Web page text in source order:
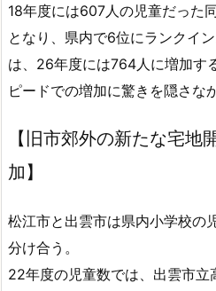
18年度には607人の児童だった
となり、県内で6位にランクイ
は、26年度には764人に増加す
ピードでの増加に驚きを隠さな
【旧市郊外の新たな宅地
加】
松江市と出雲市は県内小学校の
分け合う。
22年度の児童数では、出雲市立